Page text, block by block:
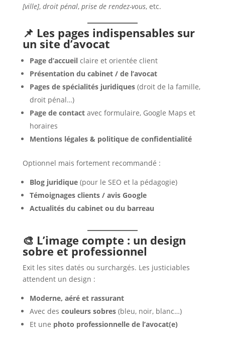
[ville], droit pénal, prise de rendez-vous, etc.
📌 Les pages indispensables sur
un site d’avocat
Page d’accueilclaire et orientée client
Présentation du cabinet / de l’avocat
Pages de spécialités juridiques(droit de la famille,
droit pénal…)
Page de contactavec formulaire, Google Maps et
horaires
Mentions légales & politique de confidentialité
Optionnel mais fortement recommandé :
Blog juridique(pour le SEO et la pédagogie)
Témoignages clients / avis Google
Actualités du cabinet ou du barreau
🎨 L’image compte : un design
sobre et professionnel
Exit les sites datés ou surchargés. Les justiciables
attendent un design :
Moderne, aéré et rassurant
Avec des couleurs sobres(bleu, noir, blanc…)
Et une photo professionnelle de l’avocat(e)